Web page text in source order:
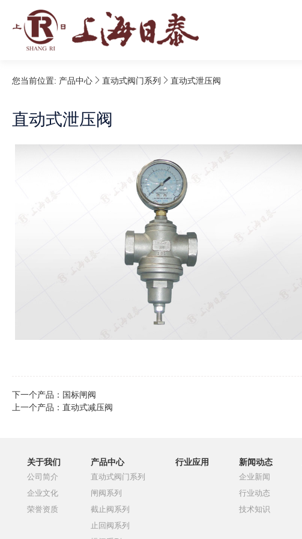
您当前位置: 产品中心 直动式阀门系列 直动式泄压阀
直动式泄压阀
下一个产品： 国标闸阀
上一个产品：直动式减压阀
关于我们
公司简介
企业文化
荣誉资质
产品中心
直动式阀门系列
闸阀系列
截止阀系列
止回阀系列
行业应用 新闻动态
企业新闻
行业动态
技术知识